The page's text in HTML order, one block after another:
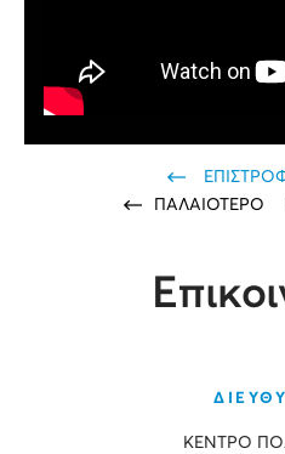
ΠΑΛΑΙΟΤΕΡΟ
ΚΕΝΤΡΟ